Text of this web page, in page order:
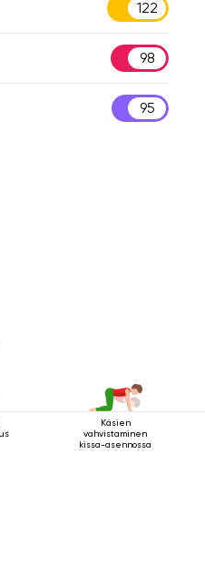
122
98
95
Käsien
vahvistaminen
kissa-asennossa